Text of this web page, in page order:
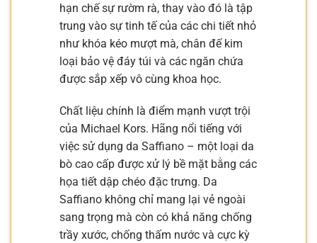
hạn chế sự rườm rà, thay vào đó là tập
trung vào sự tinh tế của các chi tiết nhỏ
như khóa kéo mượt mà, chân đế kim
loại bảo vệ đáy túi và các ngăn chứa
được sắp xếp vô cùng khoa học.
Chất liệu chính là điểm mạnh vượt trội
của Michael Kors. Hãng nổi tiếng với
việc sử dụng da Saffiano – một loại da
bò cao cấp được xử lý bề mặt bằng các
họa tiết dập chéo đặc trưng. Da
Saffiano không chỉ mang lại vẻ ngoài
sang trọng mà còn có khả năng chống
trầy xước, chống thấm nước và cực kỳ